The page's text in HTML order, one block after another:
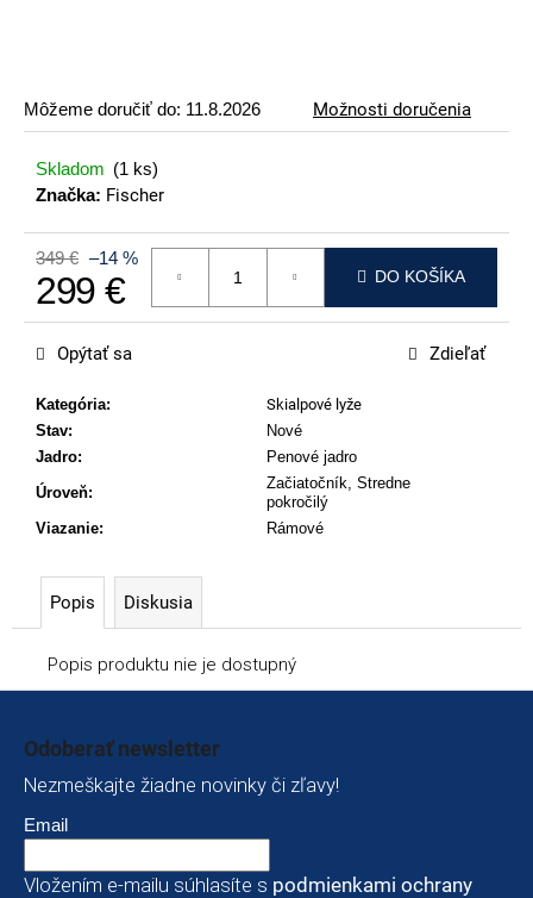
Môžeme doručiť do: 11.8.2026 Možnosti doručenia
Skladom (1 ks)
Značka: Fischer
349 € –14 %
299 €
Jednotková cena:
DO KOŠÍKA
Kategória:
Skialpové lyže
Stav:
Nové
Jadro:
Penové jadro
Úroveň:
Začiatočník, Stredne
pokročilý
Viazanie: Rámové
Opýtať sa Zdieľať
Popis Diskusia
Popis produktu nie je dostupný
ú
č
a
m
e
ATOMIC
REDSTER
J2(SPORT
EDITION)
Odoberať newsletter
Nezmeškajte žiadne novinky či zľavy!
Email
Vložením e-mailu súhlasíte s podmienkami ochrany